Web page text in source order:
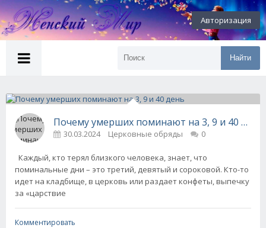
Авторизация
Найти
Почему умерших поминают на 3, 9 и 40 день
30.03.2024 Церковные обряды 0
Каждый, кто терял близкого человека, знает, что
поминальные дни – это третий, девятый и сороковой. Кто-то
идет на кладбище, в церковь или раздает конфеты, выпечку
за «царствие
Комментировать